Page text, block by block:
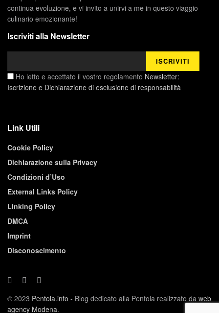
continua evoluzione, e vi invito a unirvi a me in questo viaggio
culinario emozionante!
Iscriviti alla Newsletter
Ho letto e accettato il vostro regolamento Newsletter:
Iscrizione e Dichiarazione di esclusione di responsabilità
Link Utili
Cookie Policy
Dichiarazione sulla Privacy
Condizioni d’Uso
External Links Policy
Linking Policy
DMCA
Imprint
Disconoscimento
© 2023 Pentola.info - Blog dedicato alla Pentola realizzato da web
agency Modena.